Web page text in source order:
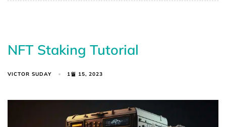
NFT Staking Tutorial
VICTOR SUDAY 1월 15, 2023